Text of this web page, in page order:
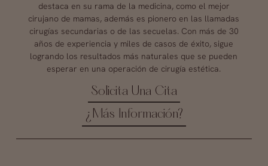
destaca en su rama de la medicina, como el mejor
cirujano de mamas, además es pionero en las llamadas
cirugías secundarias o de las secuelas. Con más de 30
años de experiencia y miles de casos de éxito, sigue
logrando los resultados más naturales que se pueden
esperar en una operación de cirugía estética.
Solicita Una Cita
¿Más Información?